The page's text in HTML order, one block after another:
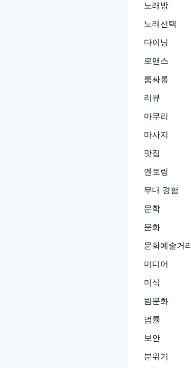
노래방
노래선택
다이닝
로맨스
룸싸롱
리뷰
마무리
마사지
맛집
멘토링
무대 경험
문학
문화
문화예술거리
미디어
미식
밤문화
법률
보안
분위기